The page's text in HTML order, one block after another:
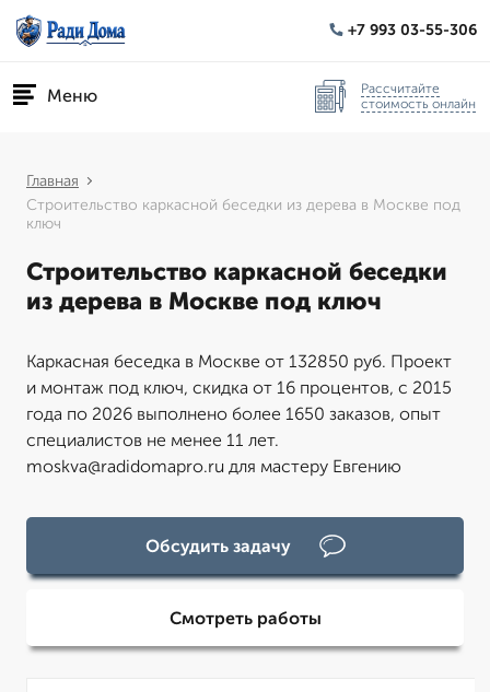
+7 993 03-55-306
Меню
Рассчитайте
стоимость онлайн
Главная
Строительство каркасной беседки из дерева в Москве под
ключ
Строительство каркасной беседки
из дерева в Москве под ключ
Каркасная беседка в Москве от 132850 руб. Проект
и монтаж под ключ, скидка от 16 процентов, с 2015
года по 2026 выполнено более 1650 заказов, опыт
специалистов не менее 11 лет.
moskva@radidomapro.ru для мастеру Евгению
Обсудить задачу
Смотреть работы